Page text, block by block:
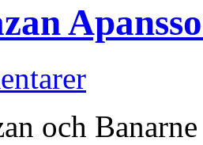
och Banarne